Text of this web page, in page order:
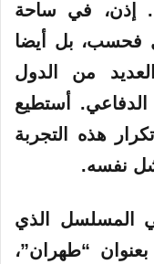
إذن، في ساحة
فحسب، بل أيضا
من الدول
أستطيع
هذه التجربة
نفسه.
المسلسل الذي
“طهران”،